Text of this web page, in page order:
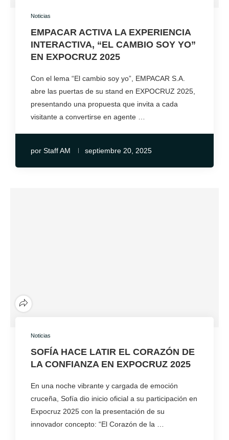
Noticias
EMPACAR ACTIVA LA EXPERIENCIA
INTERACTIVA, “EL CAMBIO SOY YO”
EN EXPOCRUZ 2025
Con el lema “El cambio soy yo”, EMPACAR S.A.
abre las puertas de su stand en EXPOCRUZ 2025,
presentando una propuesta que invita a cada
visitante a convertirse en agente …
por Staff AM septiembre 20, 2025
Noticias
SOFÍA HACE LATIR EL CORAZÓN DE
LA CONFIANZA EN EXPOCRUZ 2025
En una noche vibrante y cargada de emoción
cruceña, Sofía dio inicio oficial a su participación en
Expocruz 2025 con la presentación de su
innovador concepto: “El Corazón de la …